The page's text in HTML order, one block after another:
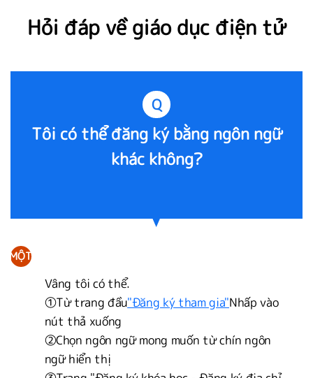
Hỏi đáp về giáo dục điện tử
Q
Tôi có thể đăng ký bằng ngôn ngữ
khác không?
MỘT
Vâng tôi có thể.
①Từ trang đầu"Đăng ký tham gia"Nhấp vào
nút thả xuống
②Chọn ngôn ngữ mong muốn từ chín ngôn
ngữ hiển thị